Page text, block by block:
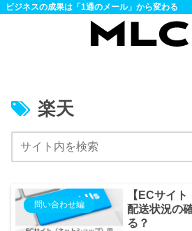
ビジネスの成果は「1通のメール」から変わる
楽天
問い合わせ編
【ECサイ
配送状況の
る？